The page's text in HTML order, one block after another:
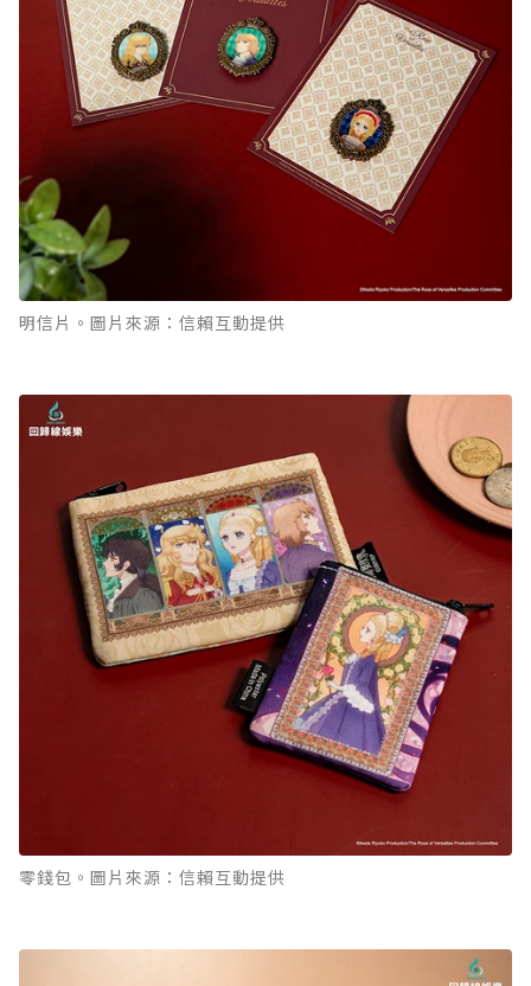
明信片。圖片來源：信賴互動提供
零錢包。圖片來源：信賴互動提供